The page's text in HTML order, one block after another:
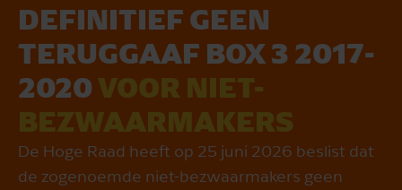
DEFINITIEF GEEN
TERUGGAAF BOX 3 2017-
2020VOOR NIET-
BEZWAARMAKERS
De Hoge Raad heeft op 25 juni 2026 beslist dat
de zogenoemde niet-bezwaarmakers geen